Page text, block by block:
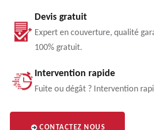
Devis gratuit
Expert en couverture, qualité
100% gratuit.
Intervention rapide
Fuite ou dégât ? Intervention
CONTACTEZ NOUS